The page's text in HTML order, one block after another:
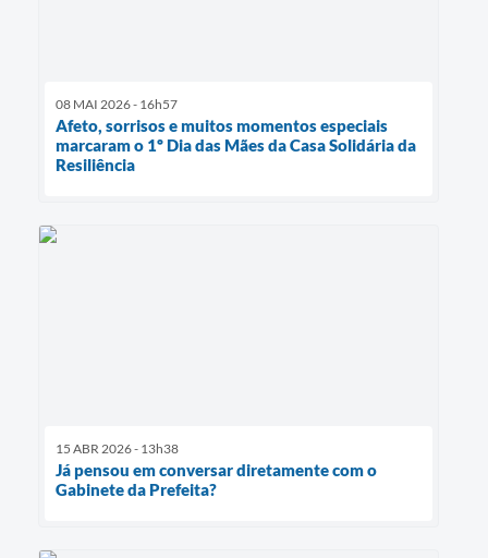
08 MAI 2026 - 16h57
Afeto, sorrisos e muitos momentos especiais
marcaram o 1º Dia das Mães da Casa Solidária da
Resiliência
15 ABR 2026 - 13h38
Já pensou em conversar diretamente com o
Gabinete da Prefeita?